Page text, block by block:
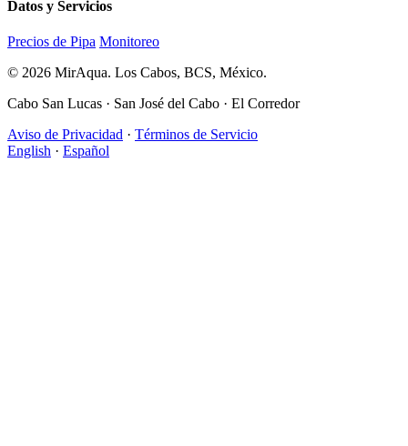
Datos y Servicios
Precios de Pipa Monitoreo
© 2026 MirAqua. Los Cabos, BCS, México.
Cabo San Lucas · San José del Cabo · El Corredor
Aviso de Privacidad · Términos de Servicio
English · Español